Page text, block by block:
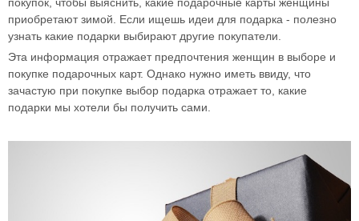
приобретают зимой. Если ищешь идеи для подарка - полезно
узнать какие подарки выбирают другие покупатели.
Эта информация отражает предпочтения женщин в выборе и
покупке подарочных карт. Однако нужно иметь ввиду, что
зачастую при покупке выбор подарка отражает то, какие
подарки мы хотели бы получить сами.